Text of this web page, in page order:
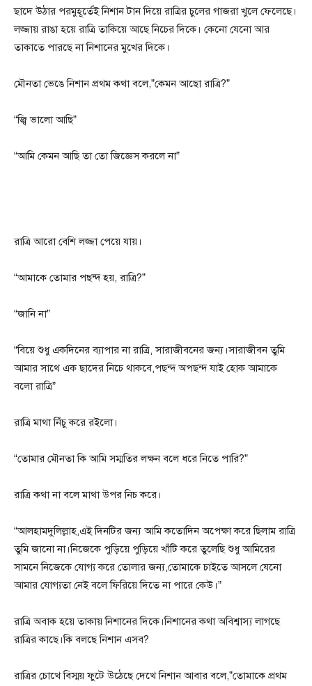
ছাদে উঠার পরমুহূর্তেই নিশান টান দিয়ে রাত্রির চুলের গাজরা খুলে ফেলেছে।
লজ্জায় রাঙা হয়ে রাত্রি তাকিয়ে আছে নিচের দিকে। কেনো যেনো আর
তাকাতে পারছে না নিশানের মুখের দিকে।
মৌনতা ভেঙে নিশান প্রথম কথা বলে,”কেমন আছো রাত্রি?”
“জ্বি ভালো আছি”
“আমি কেমন আছি তা তো জিজ্ঞেস করলে না”
রাত্রি আরো বেশি লজ্জা পেয়ে যায়।
“আমাকে তোমার পছন্দ হয়, রাত্রি?”
“জানি না”
“বিয়ে শুধু একদিনের ব্যাপার না রাত্রি, সারাজীবনের জন্য।সারাজীবন তুমি
আমার সাথে এক ছাদের নিচে থাকবে,পছন্দ অপছন্দ যাই হোক আমাকে
বলো রাত্রি”
রাত্রি মাথা নিঁচু করে রইলো।
“তোমার মৌনতা কি আমি সম্মতির লক্ষন বলে ধরে নিতে পারি?”
রাত্রি কথা না বলে মাথা উপর নিচ করে।
“আলহামদুলিল্লাহ,এই দিনটির জন্য আমি কতোদিন অপেক্ষা করে ছিলাম রাত্রি
তুমি জানো না।নিজেকে পুড়িয়ে পুড়িয়ে খাঁটি করে তুলেছি শুধু আমিরের
সামনে নিজেকে যোগ্য করে তোলার জন্য,তোমাকে চাইতে আসলে যেনো
আমার যোগ্যতা নেই বলে ফিরিয়ে দিতে না পারে কেউ।”
রাত্রি অবাক হয়ে তাকায় নিশানের দিকে।নিশানের কথা অবিশ্বাস্য লাগছে
রাত্রির কাছে।কি বলছে নিশান এসব?
রাত্রির চোখে বিস্ময় ফুটে উঠেছে দেখে নিশান আবার বলে,”তোমাকে প্রথম